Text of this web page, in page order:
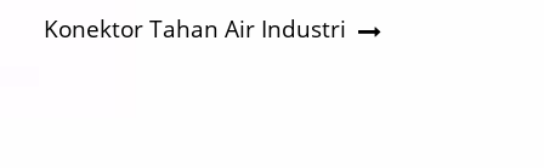
Konektor Tahan Air Industri